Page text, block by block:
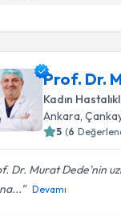
Prof. Dr.
Kadın
Ankara,
5 (6
Dr. Murat Dede'nin
Devamı